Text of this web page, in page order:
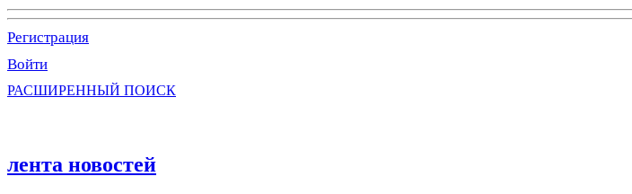
Регистрация
Войти
РАСШИРЕННЫЙ ПОИСК
лента новостей